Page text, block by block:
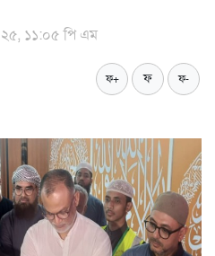
১১:০৫ পি এম
ফ+ ফ ফ-